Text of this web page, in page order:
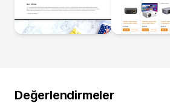
Değerlendirmeler